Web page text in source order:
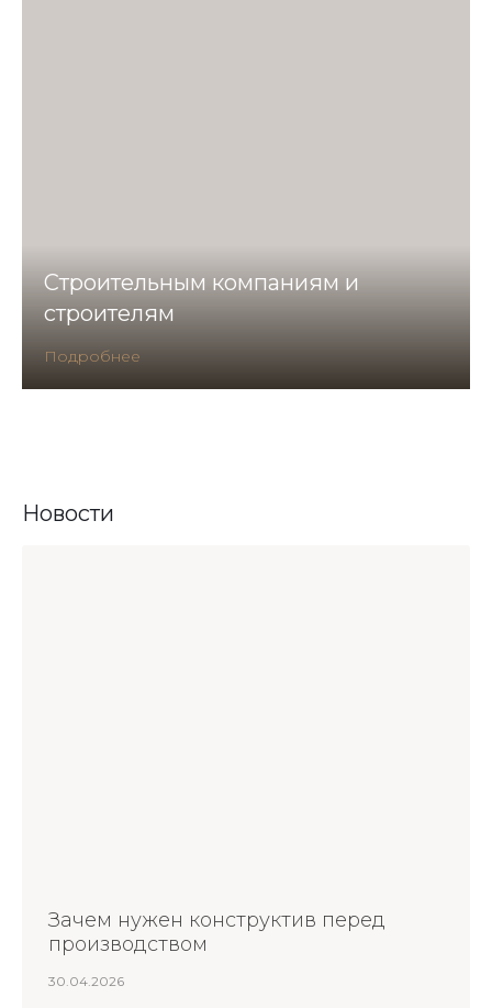
Строительным компаниям и
строителям
Подробнее
Новости
Зачем нужен конструктив перед
производством
30.04.2026